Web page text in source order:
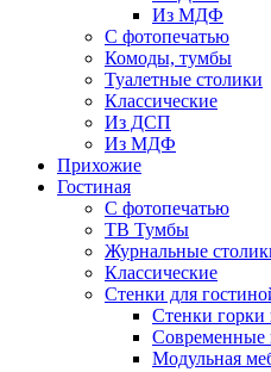
Из МДФ
С фотопечатью
Комоды, тумбы
Туалетные столики
Классические
Из ДСП
Из МДФ
Прихожие
Гостиная
С фотопечатью
ТВ Тумбы
Журнальные
Классические
Стенки для
Стенки горки
Современные
Модульная